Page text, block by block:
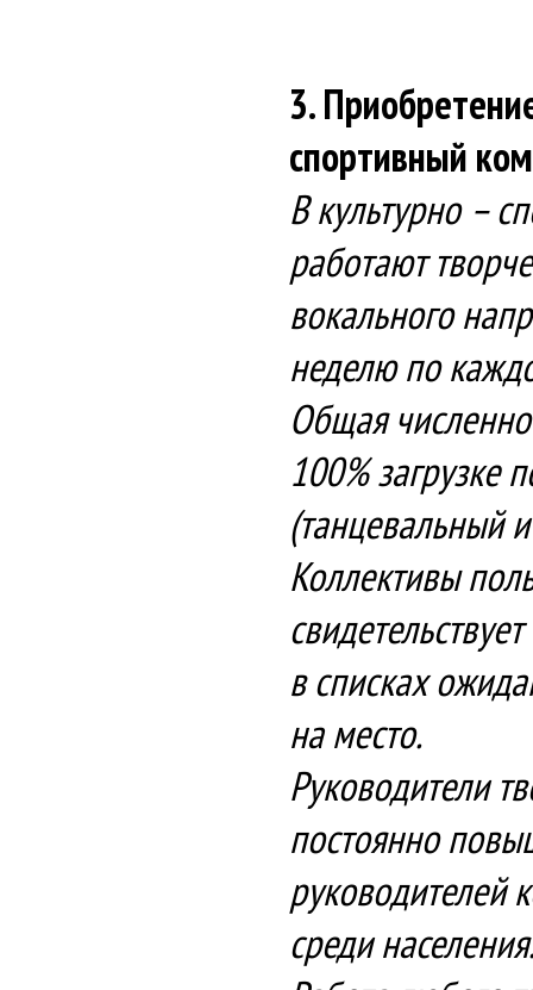
3.
спортивный
В культурно –
работают
вокального
неделю по
Общая
100%
(танцевальный
Коллективы
в списках
на место.
Руководители
постоянно
руководителей
среди